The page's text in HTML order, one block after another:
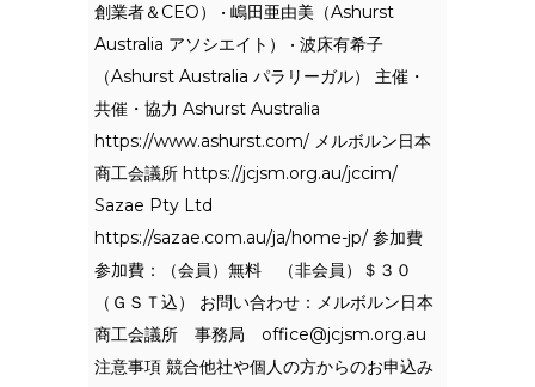
創業者＆CEO） • 嶋田亜由美（Ashurst
Australia アソシエイト） • 波床有希子
（Ashurst Australia パラリーガル） 主催・
共催・協力 Ashurst Australia
https://www.ashurst.com/ メルボルン日本
商工会議所 https://jcjsm.org.au/jccim/
Sazae Pty Ltd
https://sazae.com.au/ja/home-jp/ 参加費
参加費：（会員）無料 （非会員）＄３０
（ＧＳＴ込） お問い合わせ：メルボルン日本
商工会議所 事務局 office@jcjsm.org.au
注意事項 競合他社や個人の方からのお申込み